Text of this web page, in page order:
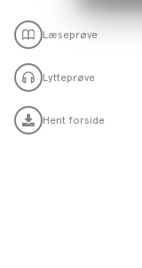
Læseprøve
Lytteprøve
Hent forside